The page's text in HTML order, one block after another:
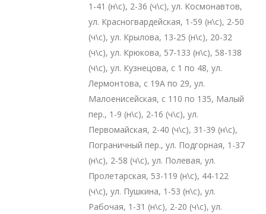
1-41 (н\с), 2-36 (ч\с), ул. Космонавтов,
ул. Красногвардейская, 1-59 (н\с), 2-50
(ч\с), ул. Крылова, 13-25 (н\с), 20-32
(ч\с), ул. Крюкова, 57-133 (н\с), 58-138
(ч\с), ул. Кузнецова, с 1 по 48, ул.
Лермонтова, с 19А по 29, ул.
Малоенисейская, с 110 по 135, Малый
пер., 1-9 (н\с), 2-16 (ч\с), ул.
Первомайская, 2-40 (ч\с), 31-39 (н\с),
Пограничный пер., ул. Подгорная, 1-37
(н\с), 2-58 (ч\с), ул. Полевая, ул.
Пролетарская, 53-119 (н\с), 44-122
(ч\с), ул. Пушкина, 1-53 (н\с), ул.
Рабочая, 1-31 (н\с), 2-20 (ч\с), ул.